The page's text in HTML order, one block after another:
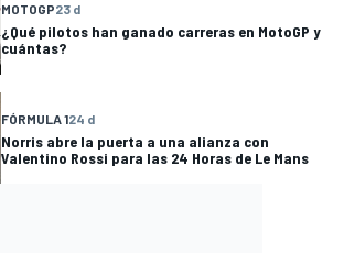
MOTOGP23 d
¿Qué pilotos han ganado carreras en MotoGP y
cuántas?
FÓRMULA 124 d
Norris abre la puerta a una alianza con
Valentino Rossi para las 24 Horas de Le Mans